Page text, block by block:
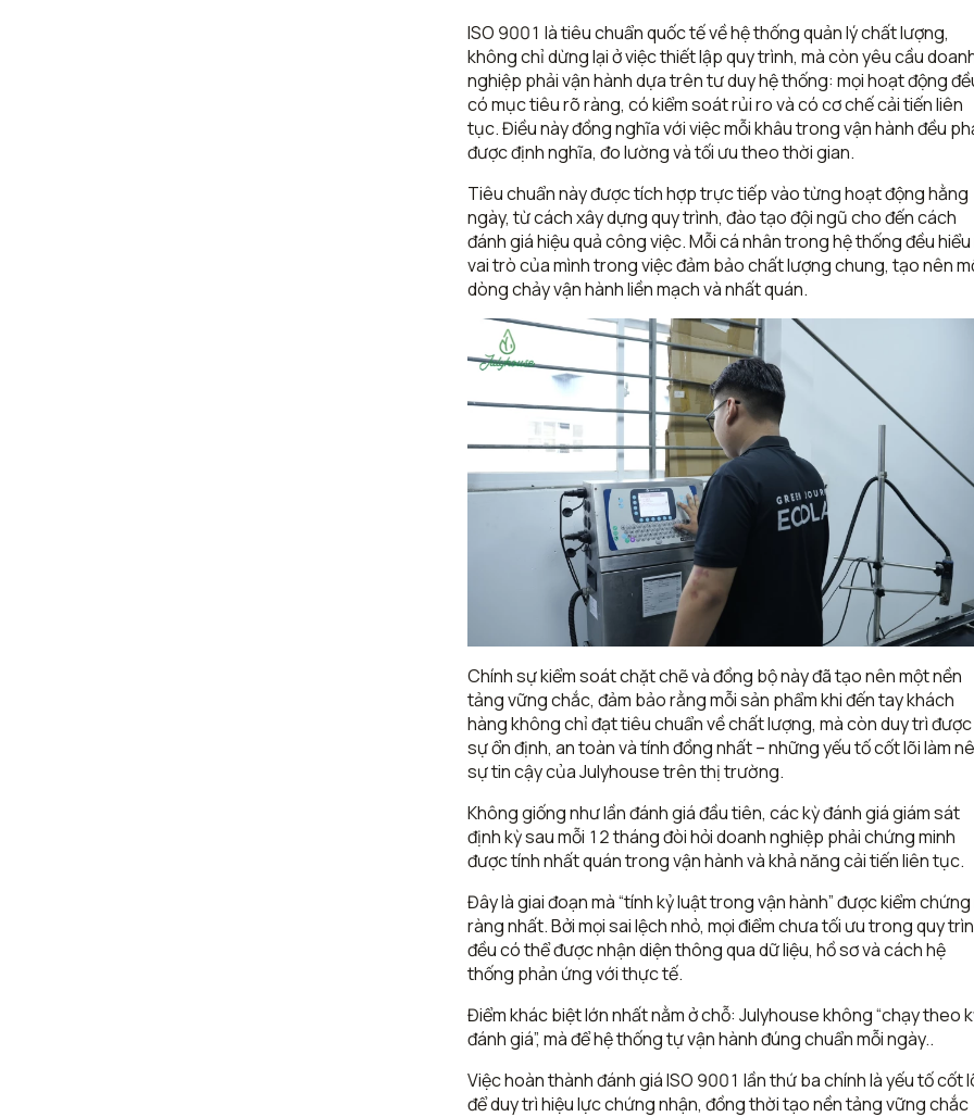
ISO 9001 là tiêu chuẩn quốc tế về hệ thống quản lý chất lượng,
không chỉ dừng lại ở việc thiết lập quy trình, mà còn yêu cầu
nghiệp phải vận hành dựa trên tư duy hệ thống: mọi hoạt động
có mục tiêu rõ ràng, có kiểm soát rủi ro và có cơ chế cải tiến liên
tục. Điều này đồng nghĩa với việc mỗi khâu trong vận hành đều
được định nghĩa, đo lường và tối ưu theo thời gian.
Tiêu chuẩn này được tích hợp trực tiếp vào từng hoạt động hằng
ngày, từ cách xây dựng quy trình, đào tạo đội ngũ cho đến cách
đánh giá hiệu quả công việc. Mỗi cá nhân trong hệ thống đều
vai trò của mình trong việc đảm bảo chất lượng chung, tạo nên
dòng chảy vận hành liền mạch và nhất quán.
Chính sự kiểm soát chặt chẽ và đồng bộ này đã tạo nên một nền
tảng vững chắc, đảm bảo rằng mỗi sản phẩm khi đến tay khách
hàng không chỉ đạt tiêu chuẩn về chất lượng, mà còn duy trì được
sự ổn định, an toàn và tính đồng nhất – những yếu tố cốt lõi làm
sự tin cậy của Julyhouse trên thị trường.
Không giống như lần đánh giá đầu tiên, các kỳ đánh giá giám sát
định kỳ sau mỗi 12 tháng đòi hỏi doanh nghiệp phải chứng minh
được tính nhất quán trong vận hành và khả năng cải tiến liên tục.
Đây là giai đoạn mà “tính kỷ luật trong vận hành” được kiểm
ràng nhất. Bởi mọi sai lệch nhỏ, mọi điểm chưa tối ưu trong quy
đều có thể được nhận diện thông qua dữ liệu, hồ sơ và cách hệ
thống phản ứng với thực tế.
Điểm khác biệt lớn nhất nằm ở chỗ: Julyhouse không “chạy theo
đánh giá”, mà để hệ thống tự vận hành đúng chuẩn mỗi ngày..
Việc hoàn thành đánh giá ISO 9001 lần thứ ba chính là yếu tố cốt
để duy trì hiệu lực chứng nhận, đồng thời tạo nền tảng vững chắc